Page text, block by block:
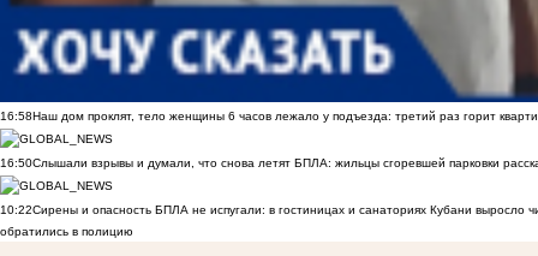
16:58Наш дом проклят, тело женщины 6 часов лежало у подъезда: третий раз горит
16:50Слышали взрывы и думали, что снова летят БПЛА: жильцы сгоревшей парковки
10:22Сирены и опасность БПЛА не испугали: в гостиницах и санаториях Кубани выросло
обратились в полицию